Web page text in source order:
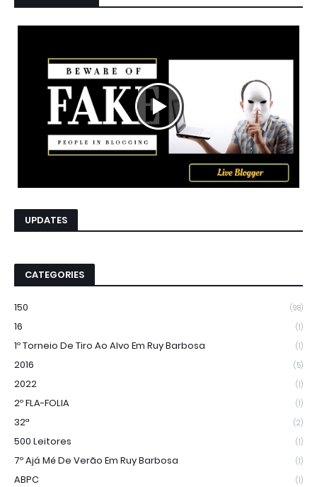
UPDATES
CATEGORIES
150 (98)
16 (1)
1º Torneio De Tiro Ao Alvo Em Ruy Barbosa (1)
2016 (5)
2022 (1)
2º FLA-FOLIA (1)
32ª (2)
500 Leitores (1)
7º Ajá Mé De Verão Em Ruy Barbosa (1)
ABPC (1)